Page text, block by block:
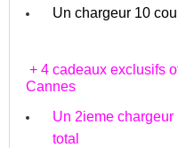
Un chargeur 10
+ 4 cadeaux exclusifs
Cannes
Un 2ieme
total